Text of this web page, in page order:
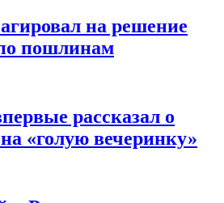
на решение
пошлинам
рассказал о
«голую вечеринку»